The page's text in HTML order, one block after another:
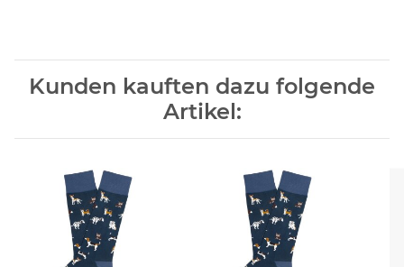
Kunden kauften dazu folgende
Artikel: